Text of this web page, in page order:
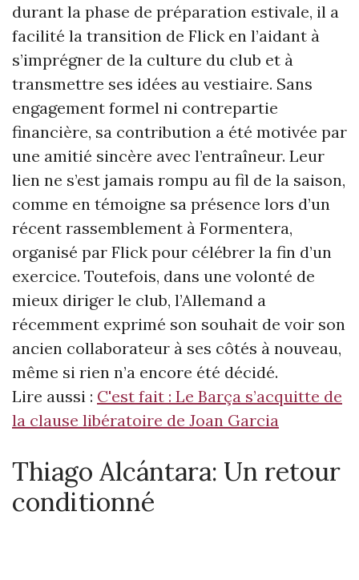
durant la phase de préparation estivale, il a
facilité la transition de Flick en l’aidant à
s’imprégner de la culture du club et à
transmettre ses idées au vestiaire. Sans
engagement formel ni contrepartie
financière, sa contribution a été motivée par
une amitié sincère avec l’entraîneur. Leur
lien ne s’est jamais rompu au fil de la saison,
comme en témoigne sa présence lors d’un
récent rassemblement à Formentera,
organisé par Flick pour célébrer la fin d’un
exercice. Toutefois, dans une volonté de
mieux diriger le club, l’Allemand a
récemment exprimé son souhait de voir son
ancien collaborateur à ses côtés à nouveau,
même si rien n’a encore été décidé.
Lire aussi : C'est fait : Le Barça s’acquitte de
la clause libératoire de Joan Garcia
Thiago Alcántara: Un retour
conditionné